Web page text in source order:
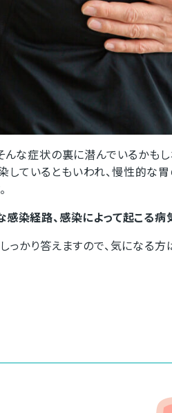
んな症状の裏に潜んでいるかもし
ているともいわれ、慢性的な
感染経路、感染によって起こる病
っかり答えますので、気になる